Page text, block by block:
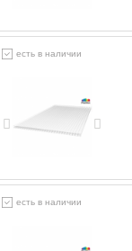
есть в наличии
есть в наличии